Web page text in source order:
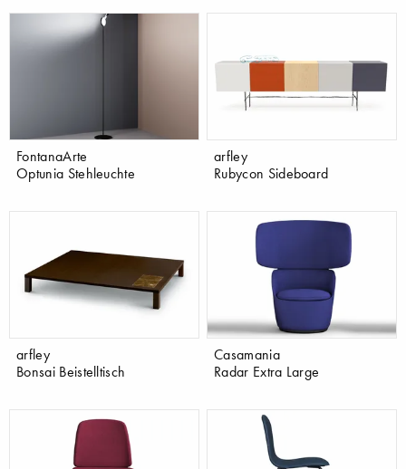
FontanaArte
Optunia Stehleuchte
arfley
Rubycon Sideboard
arfley
Bonsai Beistelltisch
Casamania
Radar Extra Large